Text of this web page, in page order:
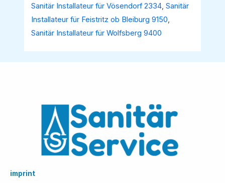
Sanitär Installateur für Vösendorf 2334,Sanitär
Installateur für Feistritz ob Bleiburg 9150,
Sanitär Installateur für Wolfsberg 9400
imprint